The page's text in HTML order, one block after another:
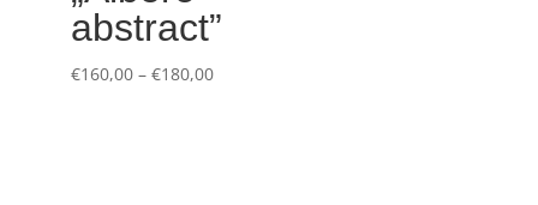
abstract”
€160,00– €180,00